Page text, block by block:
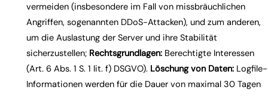
vermeiden (insbesondere im Fall von missbräuchlichen
Angriffen, sogenannten DDoS-Attacken), und zum anderen,
um die Auslastung der Server und ihre Stabilität
sicherzustellen; Rechtsgrundlagen:Berechtigte Interessen
(Art. 6 Abs. 1 S. 1 lit. f) DSGVO). Löschung von Daten:Logfile-
Informationen werden für die Dauer von maximal 30 Tagen